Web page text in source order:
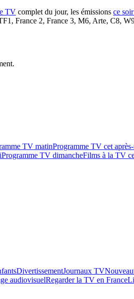
TV complet du jour, les émissions ce
France 2, France 3, M6, Arte, C8,
TV matinProgramme TV cet
Programme TV dimancheFilms à la TV
DivertissementJournaux TV
audiovisuelRegarder la TV en France